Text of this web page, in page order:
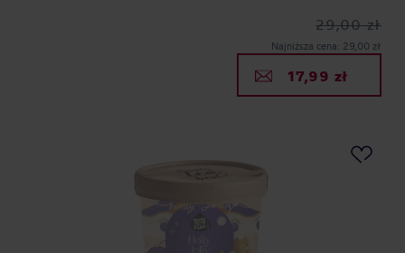
29,00 zł
Najniższa cena: 29,00 zł
17,99 zł